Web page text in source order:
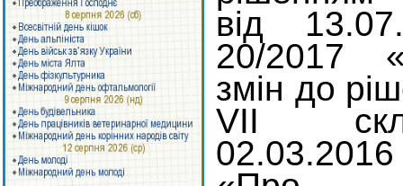
від
20/2017
змін до
VII